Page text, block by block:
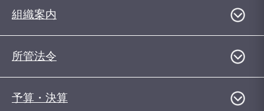
組織案内
所管法令
予算・決算